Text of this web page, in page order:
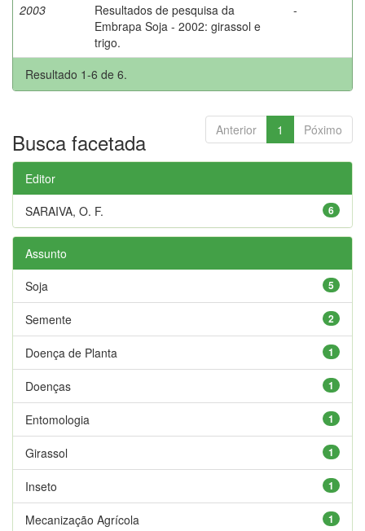
2003
Resultados de pesquisa da
Embrapa Soja - 2002: girassol e
trigo.
-
Resultado 1-6 de 6.
Anterior 1 Póximo
Busca facetada
Editor
6
SARAIVA, O. F.
Assunto
5
Soja
2
Semente
1
Doença de Planta
1
Doenças
1
Entomologia
1
Girassol
1
Inseto
1
Mecanização Agrícola